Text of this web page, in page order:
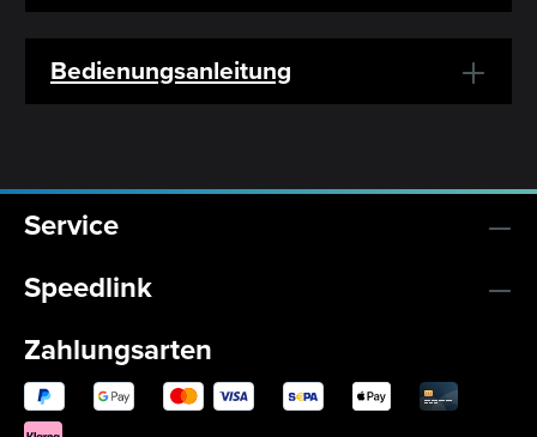
Bedienungsanleitung
Service
Speedlink
Zahlungsarten